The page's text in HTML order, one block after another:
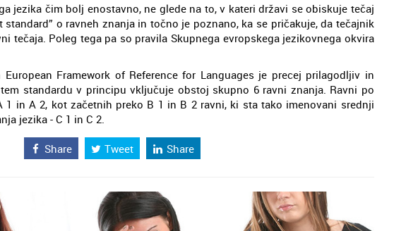
jezika čim bolj enostavno, ne glede na to, v kateri državi se obiskuje tečaj
o ravneh znanja in točno je poznano, ka se pričakuje, da tečajnik
tečaja. Poleg tega pa so pravila Skupnega evropskega jezikovnega okvira
European Framework of Reference for Languages je precej prilagodljiv in
standardu v principu vključuje obstoj skupno 6 ravni znanja. Ravni po
in A 2, kot začetnih preko B 1 in B 2 ravni, ki sta tako imenovani srednji
jezika - C 1 in C 2.
Share Tweet Share